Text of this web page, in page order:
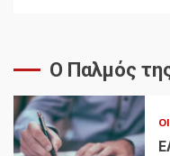
Ο Παλμός